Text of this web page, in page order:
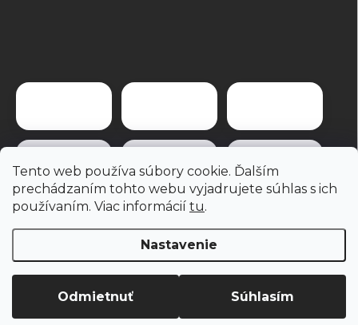
Tento web používa súbory cookie. Ďalším
prechádzaním tohto webu vyjadrujete súhlas s ich
používaním. Viac informácií tu.
Nastavenie
Odmietnuť Súhlasím
Vytvoril Shoptet
Copyright 2026 . Všetky práva vyhradené.